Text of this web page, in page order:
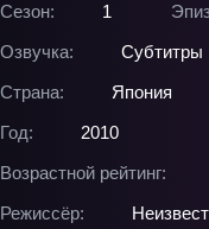
Сезон: 1
Озвучка:
Субтитры
Страна:
Япония
Год:
2010
Возрастной рейтинг:
Режиссёр: